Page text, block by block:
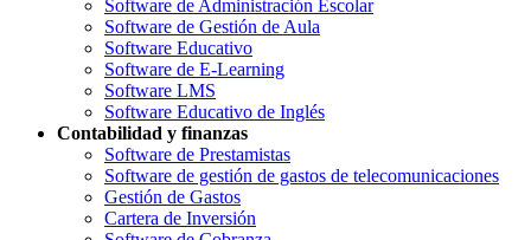
Software de Administración Escolar
Software de Gestión de Aula
Software Educativo
Software de E-Learning
Software LMS
Software Educativo de Inglés
Contabilidad y finanzas
Software de Prestamistas
Software de gestión de gastos de telecomunicaciones
Gestión de Gastos
Cartera de Inversión